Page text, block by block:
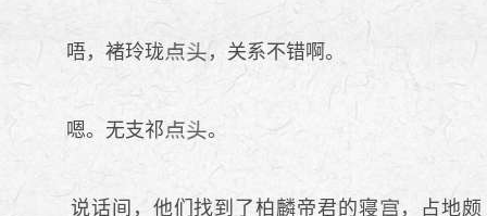
唔，褚玲珑 ，关系不错啊。
嗯。无支祁 。
说话间，他们找到了柏麟帝君的寝
，占地颇